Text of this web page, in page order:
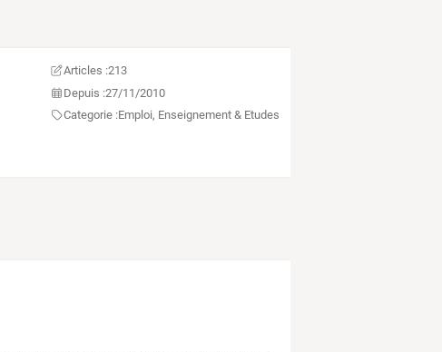
Articles :213
Depuis :27/11/2010
Categorie :Emploi, Enseignement & Etudes